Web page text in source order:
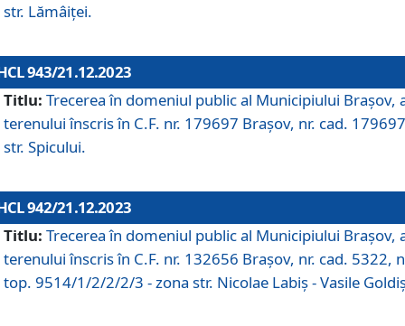
str. Lămâiței.
943/21.12.2023
Titlu: Trecerea în domeniul public al Municipiului Braşov,
terenului înscris în C.F. nr. 179697 Brașov, nr. cad.
str. Spicului.
942/21.12.2023
Titlu: Trecerea în domeniul public al Municipiului Braşov,
terenului înscris în C.F. nr. 132656 Brașov, nr. cad. 5322,
top. 9514/1/2/2/2/3 - zona str. Nicolae Labiș - Vasile